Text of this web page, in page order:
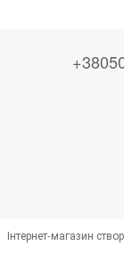
Інтернет-магазин